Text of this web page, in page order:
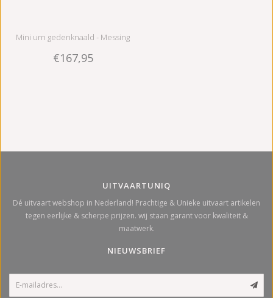
Mini urn gedenknaald - Messing
€167,95
UITVAARTUNIQ
Dé uitvaart webshop in Nederland! Prachtige & Unieke uitvaart artikelen
tegen eerlijke & scherpe prijzen. wij staan garant voor kwaliteit &
maatwerk.
NIEUWSBRIEF